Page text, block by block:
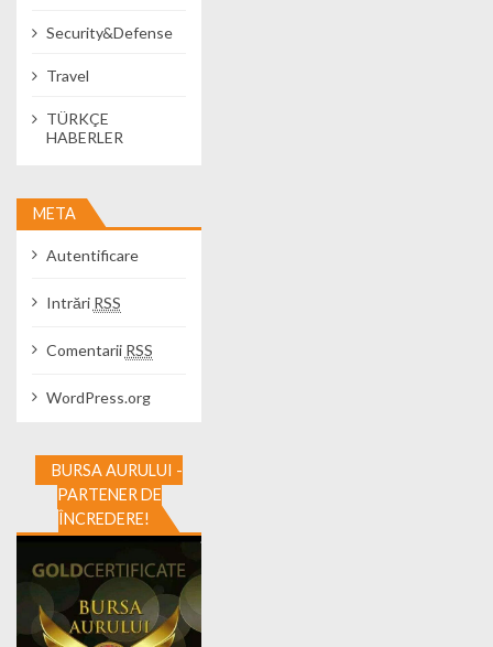
Security&Defense
Travel
TÜRKÇE
HABERLER
META
Autentificare
Intrări RSS
Comentarii RSS
WordPress.org
BURSA AURULUI -
PARTENER DE
ÎNCREDERE!